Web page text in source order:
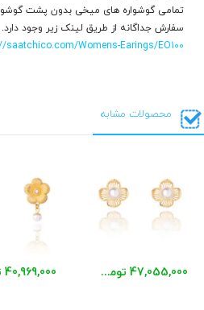
تمامی گوشواره های میخی بدون پشت
سفارش جداگانه از طریق لینک زیر وجود دارد.
saatchico.com/Womens-Earings/EO100
محصولات مشابه
47,055,000 تومان 40,969,000 تومان